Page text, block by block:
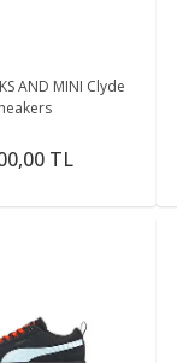
AND MINI Clyde
TL